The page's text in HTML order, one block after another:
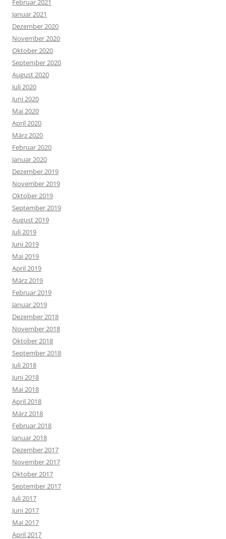
Februar 2021
Januar 2021
Dezember 2020
November 2020
Oktober 2020
September 2020
August 2020
Juli 2020
Juni 2020
Mai 2020
April 2020
März 2020
Februar 2020
Januar 2020
Dezember 2019
November 2019
Oktober 2019
September 2019
August 2019
Juli 2019
Juni 2019
Mai 2019
April 2019
März 2019
Februar 2019
Januar 2019
Dezember 2018
November 2018
Oktober 2018
September 2018
Juli 2018
Juni 2018
Mai 2018
April 2018
März 2018
Februar 2018
Januar 2018
Dezember 2017
November 2017
Oktober 2017
September 2017
Juli 2017
Juni 2017
Mai 2017
April 2017